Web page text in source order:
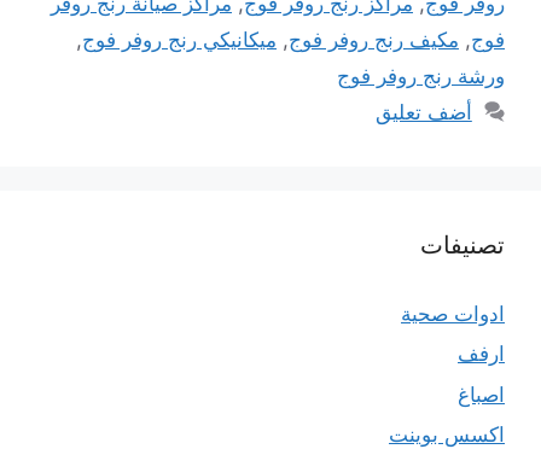
فوج, مكيف رنج روفر فوج, ميكانيكي رنج روفر فوج,
ورشة رنج روفر فوج
أضف تعليق
تصنيفات
ادوات صحية
ارفف
اصباغ
اكسس بوينت